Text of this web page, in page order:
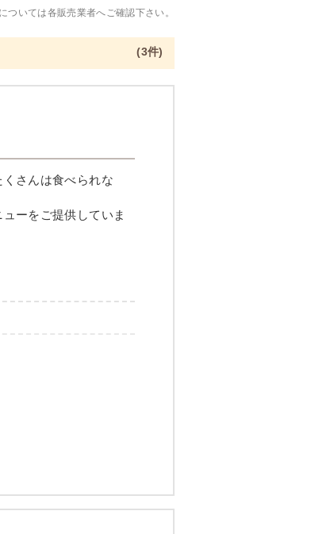
ついては各販売業者へご確認下さい。
(3件)
さんは食べられな
ーをご提供していま